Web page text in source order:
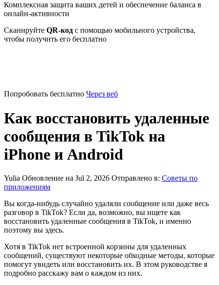
Комплексная защита ваших детей и обеспечение баланса в
онлайн-активности
Сканируйте QR-код с помощью мобильного устройства,
чтобы получить его бесплатно
Попробовать бесплатно Через веб
Как восстановить удаленные
сообщения в TikTok на
iPhone и Android
Yulia Обновление на Jul 2, 2026 Отправлено в: Советы по
приложениям
Вы когда-нибудь случайно удаляли сообщение или даже весь
разговор в TikTok? Если да, возможно, вы ищете как
восстановить удаленные сообщения в TikTok, и именно
поэтому вы здесь.
Хотя в TikTok нет встроенной корзины для удаленных
сообщений, существуют некоторые обходные методы, которые
помогут увидеть или восстановить их. В этом руководстве я
подробно расскажу вам о каждом из них.